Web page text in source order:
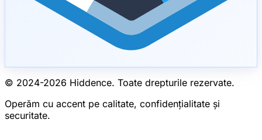
© 2024-2026 Hiddence. Toate drepturile rezervate.
Operăm cu accent pe calitate, confidențialitate și
securitate.